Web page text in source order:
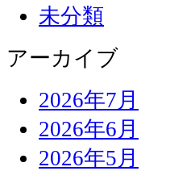
未分類
アーカイブ
2026年7月
2026年6月
2026年5月